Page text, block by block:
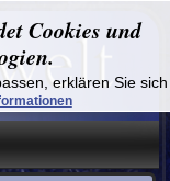
Cookies und
erklären Sie sich